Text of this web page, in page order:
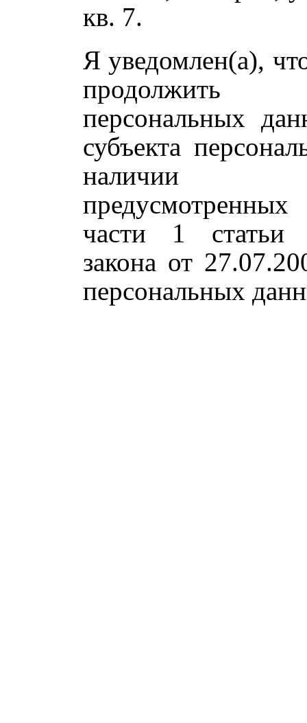
кв. 7.
Я уведомлен(а),
персональных
субъекта
наличии
части 1 статьи
закона от
персональных